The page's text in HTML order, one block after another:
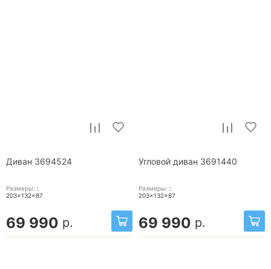
Диван 3694524
Размеры: :
203x132x87
69 990 р.
Угловой диван 3691440
Размеры: :
203x132x87
69 990 р.